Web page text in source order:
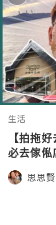
生活
【拍拖
必去傢
LOEWE
思思